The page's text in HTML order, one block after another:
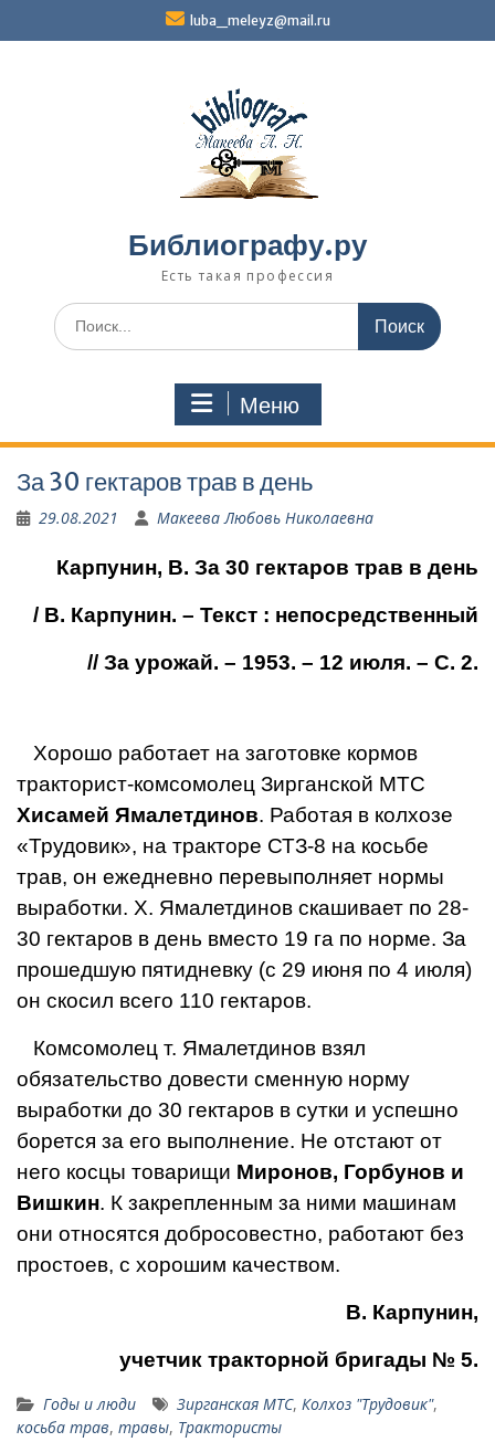
luba_meleyz@mail.ru
Библиографу.ру
Есть такая профессия
Поиск
по:
Меню
За 30 гектаров трав в день
29.08.2021 Макеева Любовь Николаевна
Карпунин, В. За 30 гектаров трав в день
/ В. Карпунин. – Текст : непосредственный
// За урожай. – 1953. – 12 июля. – С. 2.
Хорошо работает на заготов­ке кормов
тракторист-комсомо­лец Зирганской МТС
Хисамей Ямалетдинов. Работая в кол­хозе
«Трудовик», на тракторе СТЗ-8 на косьбе
трав, он ежедневно перевыполняет нор­мы
выработки. X. Ямалетдинов скашивает по 28-
30 гектаров в день вместо 19 га по норме. За
прошедшую пятидневку (с 29 июня по 4 июля)
он скосил всего 110 гектаров.
Комсомолец т. Ямалетдинов взял
обязательство довести сменную норму
выработки до 30 гектаров в сутки и успешно
борется за его выполнение. Не отстают от
него косцы товарищи Миронов, Горбунов и
Вишкин. К закрепленным за ними машинам
они относятся добросовестно, работают без
простоев, с хорошим качеством.
В. Карпунин,
учетчик тракторной бригады № 5.
Годы и люди Зирганская МТС, Колхоз "Трудовик",
косьба трав, травы, Трактористы